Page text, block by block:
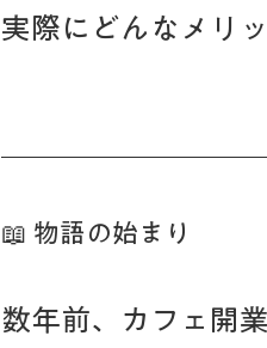
実際にどんなメリ
📖 物語の始まり
数年前、カフェ開